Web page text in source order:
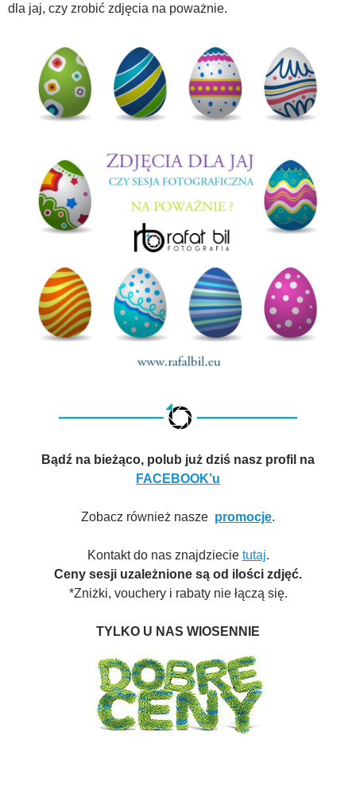
dla jaj, czy zrobić zdjęcia na poważnie.
Bądź na bieżąco, polub już dziś nasz profil na
FACEBOOK’u
Zobacz również nasze promocje.
Kontakt do nas znajdziecie tutaj.
Ceny sesji uzależnione są od ilości zdjęć.
*Zniżki, vouchery i rabaty nie łączą się.
TYLKO U NAS WIOSENNIE